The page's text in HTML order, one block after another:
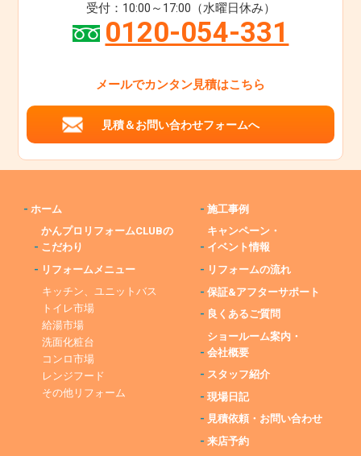
受付：10:00～17:00（水曜日休み）
0120-054-331
メールでカンタン見積はこちら
見積＆お問い合わせフォームへ
- ホーム
-
かんプロリフォームCLUBの
こだわり
- リフォームメニュー
キッチン、ユニットバス
トイレ市場
給湯市場
洗面化粧台
コンロ市場
レンジフード
その他リフォーム
-施工事例
-
キャンペーン・
イベント情報
- リフォームの流れ
-保証&アフターサポート
- 良くあるご質問
-
ショールーム案内・
会社概要
- スタッフ紹介
-現場日記
- 見積依頼・お問い合わせ
-来店予約